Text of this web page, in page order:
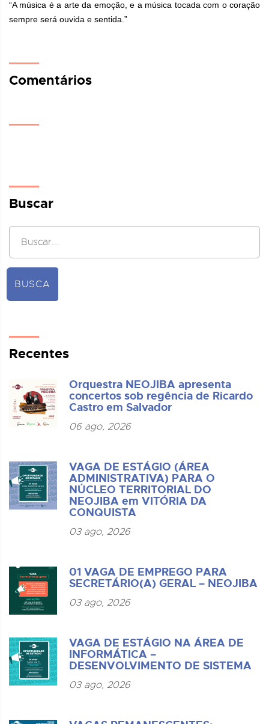
“A música é a arte da emoção, e a música tocada com o coração
sempre será ouvida e sentida.”
Comentários
Buscar
BUSCA
Recentes
Orquestra NEOJIBA apresenta
concertos sob regência de Ricardo
Castro em Salvador
06 ago, 2026
VAGA DE ESTÁGIO (ÁREA
ADMINISTRATIVA) PARA O
NÚCLEO TERRITORIAL DO
NEOJIBA em VITÓRIA DA
CONQUISTA
03 ago, 2026
01 VAGA DE EMPREGO PARA
SECRETÁRIO(A) GERAL – NEOJIBA
03 ago, 2026
VAGA DE ESTÁGIO NA ÁREA DE
INFORMÁTICA –
DESENVOLVIMENTO DE SISTEMA
03 ago, 2026